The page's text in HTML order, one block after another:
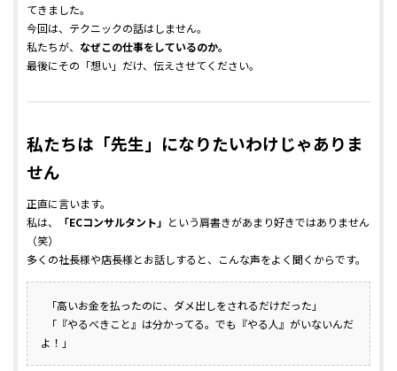
てきました。
今回は、テクニックの話はしません。
私たちが、 なぜこの仕事をしているのか。
最後にその「想い」だけ、伝えさせてください。
私たちは「先生」になりたいわけじゃありま
せん
正直に言います。
私は、
「ECコンサルタント」 という肩書きがあまり好きではありません
（笑）
多くの社長様や店長様とお話しすると、こんな声をよく聞くからです。
「高いお金を払ったのに、ダメ出しをされるだけだった」
「『やるべきこと』は分かってる。でも『やる人』がいないんだ
よ！」